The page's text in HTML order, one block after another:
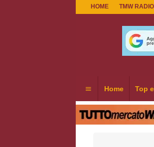
HOME TMW RADIO
Home Top